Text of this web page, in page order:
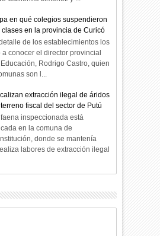
en qué colegios suspendieron
clases en la provincia de Curicó
de los establecimientos los
a conocer el director provincial
Rodrigo Castro, quien
son l...
extracción ilegal de áridos
fiscal del sector de Putú
faena inspeccionada está
en la comuna de
donde se mantenía
labores de extracción ilegal